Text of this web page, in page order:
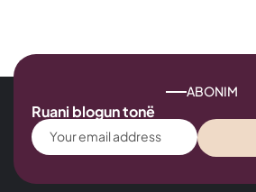
ABONIM
Ruani blogun tonë